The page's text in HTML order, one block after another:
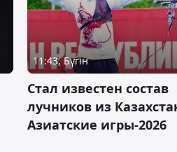
11:43, Бүгін
Стал известен состав
лучников из
Азиатские игры-2026